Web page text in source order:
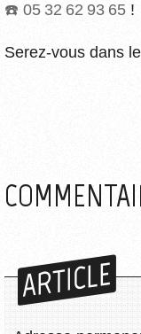
05 32 62 93 65 !
Serez-vous dans
ARTICLE